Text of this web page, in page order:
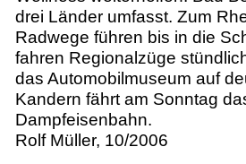
drei Länder umfasst. Zum
Radwege führen bis in die
fahren Regionalzüge
das Automobilmuseum auf
Kandern fährt am Sonntag
Dampfeisenbahn.
Rolf Müller, 10/2006